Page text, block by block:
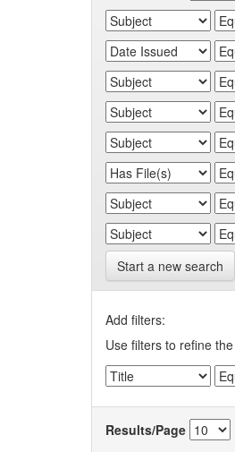
Start a new search
Add filters:
Use filters to refine
Results/Page